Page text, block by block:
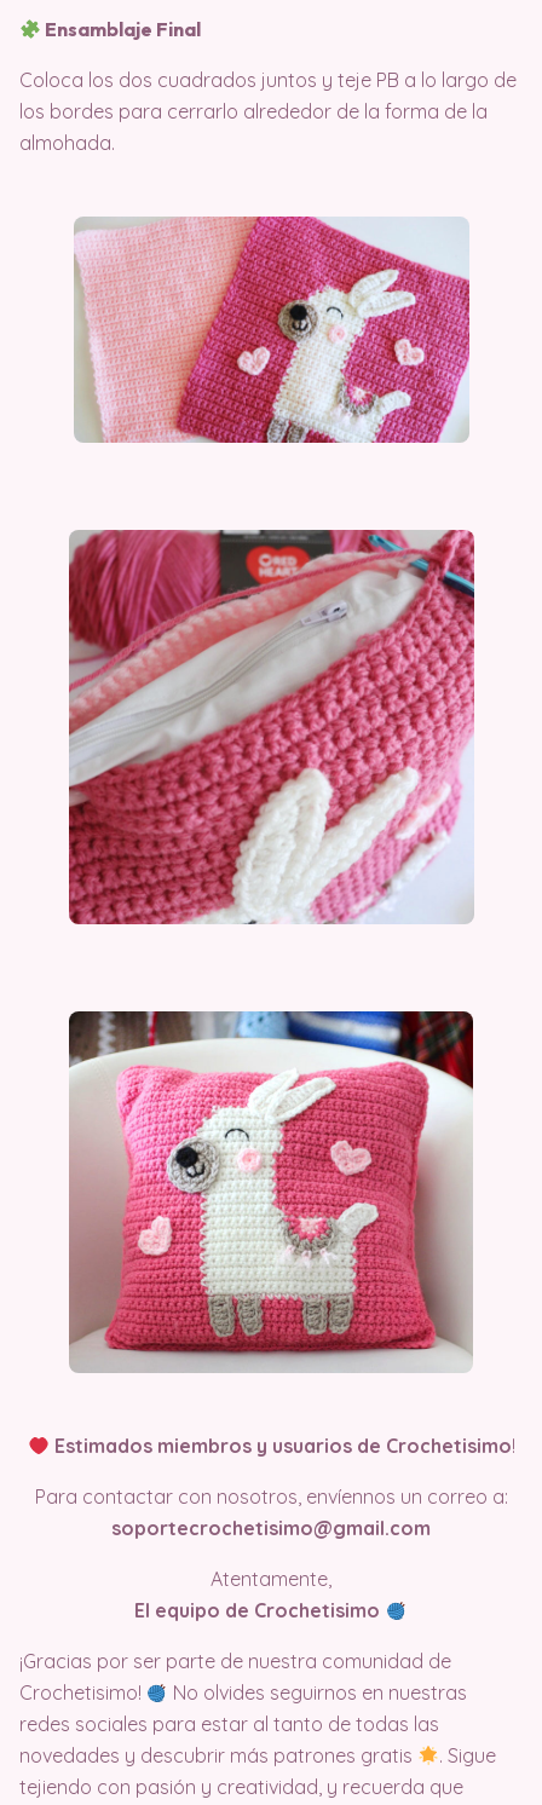
Ensamblaje Final
Coloca los dos cuadrados juntos y teje PB a lo largo de
los bordes para cerrarlo alrededor de la forma de la
almohada.
Estimados miembros y usuarios de Crochetisimo!
Para contactar con nosotros, envíennos un correo a:
soportecrochetisimo@gmail.com
Atentamente,
El equipo de Crochetisimo
¡Gracias por ser parte de nuestra comunidad de
Crochetisimo!
No olvides seguirnos en nuestras
redes sociales para estar al tanto de todas las
novedades y descubrir más patrones gratis
. Sigue
tejiendo con pasión y creatividad, y recuerda que